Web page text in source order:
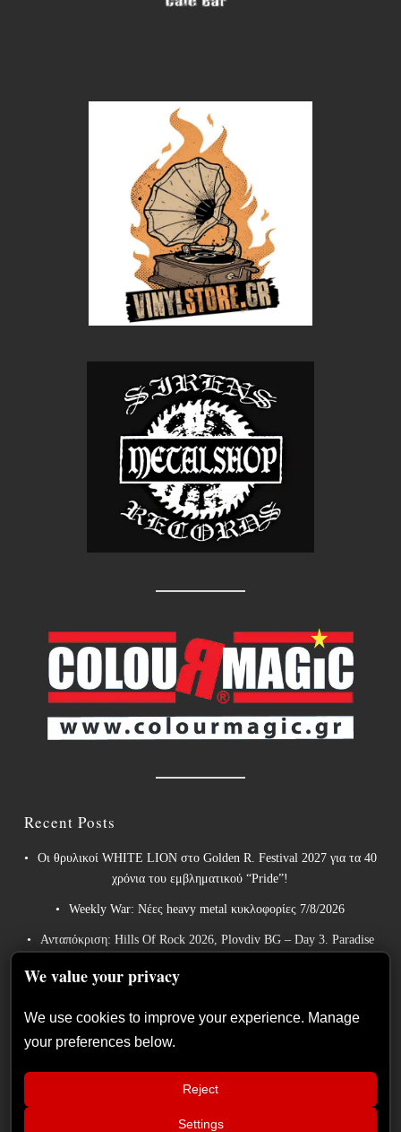
Recent Posts
Οι θρυλικοί WHITE LION στο Golden R. Festival 2027 για τα 40
χρόνια του εμβληματικού “Pride”!
Weekly War: Νέες heavy metal κυκλοφορίες 7/8/2026
Ανταπόκριση: Hills Of Rock 2026, Plovdiv BG – Day 3. Paradise
Πλόβντιβ
Οι Γερμανοί πρωτοπόροι του συμφωνικού metal XANDRIA
David Eugene Edwards και προαναγγέλλουν το νέο τους στούντιο
We value your privacy
We use cookies to improve your experience. Manage
your preferences below.
Reject
Settings